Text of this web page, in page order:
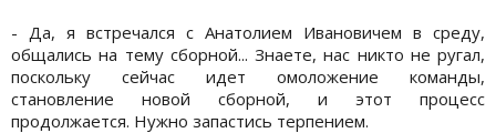
- Да, я встречался с Анатолием Ивановичем в среду,
общались на тему сборной... Знаете, нас никто не ругал,
поскольку сейчас идет омоложение команды,
становление новой сборной, и этот процесс
продолжается. Нужно запастись терпением.